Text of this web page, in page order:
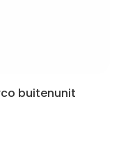
buitenunit